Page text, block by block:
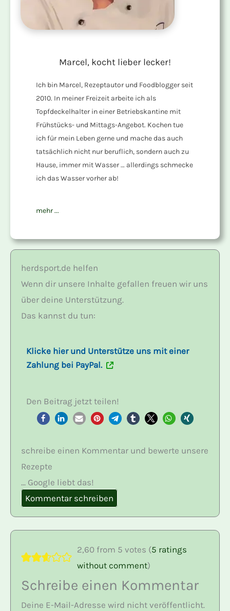
Marcel, kocht lieber lecker!
Ich bin Marcel, Rezeptautor und Foodblogger seit
2010. In meiner Freizeit arbeite ich als
Topfdeckelhalter in einer Betriebskantine mit
Frühstücks- und Mittags-Angebot. Kochen tue
ich für mein Leben gerne und mache das auch
tatsächlich nicht nur beruflich, sondern auch zu
Hause, immer mit Wasser … allerdings schmecke
ich das Wasser vorher ab!
mehr ...
herdsport.de helfen
Wenn dir unsere Inhalte gefallen freuen wir uns
über deine Unterstützung.
Das kannst du tun:
Klicke hier und Unterstütze uns mit einer
Zahlung bei PayPal.
Den Beitrag jetzt teilen!
schreibe einen Kommentar und bewerte unsere
Rezepte
... Google liebt das!
Kommentar schreiben
2,60 from 5 votes (5 ratings
without comment)
Schreibe einen Kommentar
Deine E-Mail-Adresse wird nicht veröffentlicht.